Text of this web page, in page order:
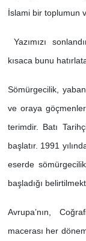
İslami bir toplumun
Yazımızı
kısaca bunu
Sömürgecilik,
ve oraya
terimdir. Batı
başlatır. 1991
eserde
başladığı
Avrupa’nın,
macerası her